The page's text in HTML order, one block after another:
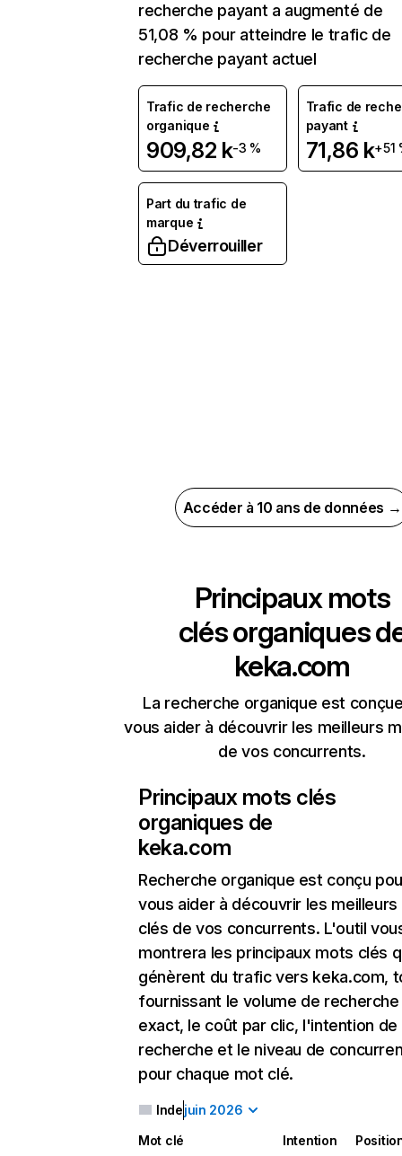
recherche payant a augmenté de
51,08 % pour atteindre le trafic de
recherche payant actuel
Trafic de recherche
organique
909,82 k-3 %
Trafic de
payant
71,86 k+51
Part du trafic de
marque
Déverrouiller
Accéder à 10 ans de données →
Principaux mots
clés organiques
keka.com
La recherche organique est
vous aider à découvrir les meilleurs
de vos concurrents.
Principaux mots clés
organiques de
keka.com
Recherche organique est conçu
vous aider à découvrir les
clés de vos concurrents. L'outil
montrera les principaux mots clés
génèrent du trafic vers keka.com,
fournissant le volume de recherche
exact, le coût par clic, l'intention de
recherche et le niveau de
pour chaque mot clé.
Indejuin 2026
Mot clé Intention